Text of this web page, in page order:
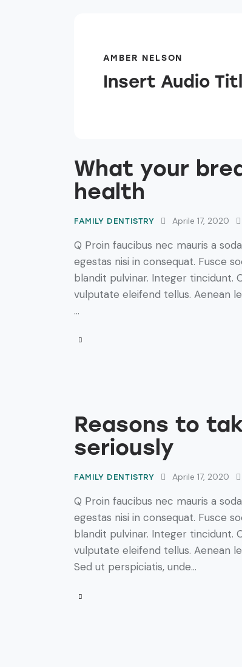
AMBER NELSON
Insert Audio
What your
health
FAMILY DENTISTRY Aprile 17, 2020
Q Proin faucibus nec mauris a
egestas nisi in consequat. Fusce
blandit pulvinar. Integer tincidunt.
vulputate eleifend tellus. Aenean
…
Reasons to
seriously
FAMILY DENTISTRY Aprile 17, 2020
Q Proin faucibus nec mauris a
egestas nisi in consequat. Fusce
blandit pulvinar. Integer tincidunt.
vulputate eleifend tellus. Aenean
Sed ut perspiciatis, unde…